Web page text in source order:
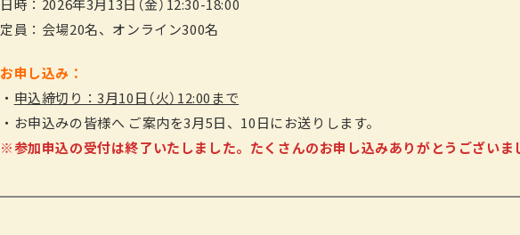
日時：2026年3月13日（金）12:30-18:00
定員：会場20名、オンライン300名
お申し込み：
・ 申込締切り：3月10日（火）12:00まで
・お申込みの皆様へ ご案内を3月5日、10日にお送りします。
※参加申込の受付は終了いたしました。たくさんのお申し込みありがとうございま